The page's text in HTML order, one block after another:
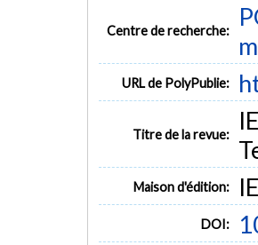
Centre de recherche:
URL de PolyPublie:
Titre de la revue:
Maison d'édition:
DOI: